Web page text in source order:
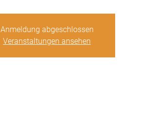
Anmeldung abgeschlossen
Veranstaltungen ansehen